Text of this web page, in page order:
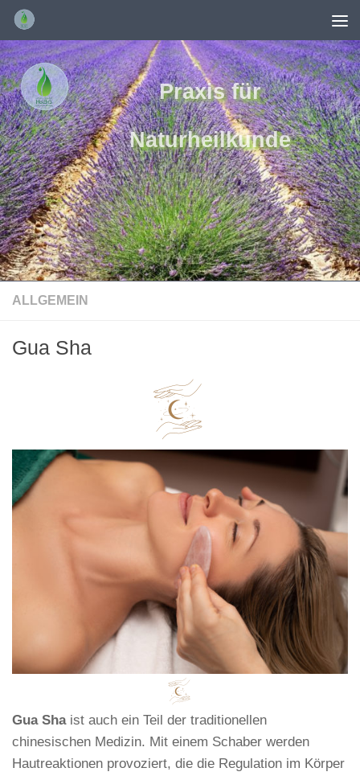
Unter dem Inhalt
Praxis für
Naturheilkunde
ALLGEMEIN
Gua Sha
Gua Shaist auch ein Teil der traditionellen
chinesischen Medizin. Mit einem Schaber werden
Hautreaktionen provoziert, die die Regulation im Körper